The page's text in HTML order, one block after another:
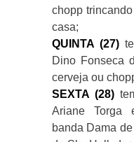
chopp
casa;
QUINTA (27)
Dino Fonseca
cerveja ou
SEXTA (28)
Ariane Torga
banda Dama